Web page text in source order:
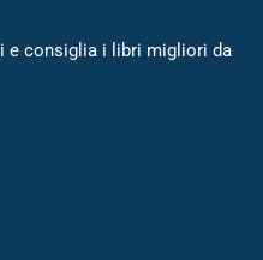
e consiglia i libri migliori da